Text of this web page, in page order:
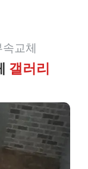
교체
갤러리